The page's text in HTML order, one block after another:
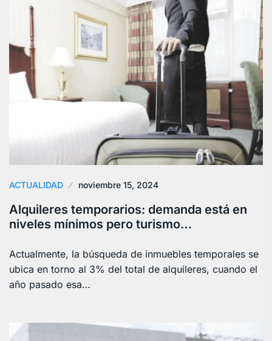
ACTUALIDAD noviembre 15, 2024
Alquileres temporarios: demanda está en
niveles mínimos pero turismo…
Actualmente, la búsqueda de inmuebles temporales se
ubica en torno al 3% del total de alquileres, cuando el
año pasado esa…